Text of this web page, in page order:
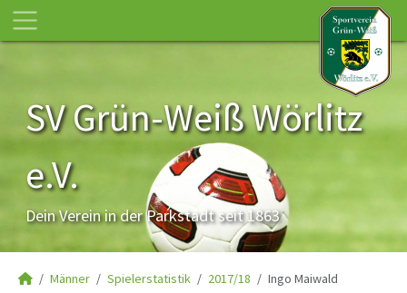
SV Grün-Weiß Wörlitz
e.V.
Dein Verein in der Parkstadt seit 1863
Männer Spielerstatistik 2017/18 Ingo Maiwald